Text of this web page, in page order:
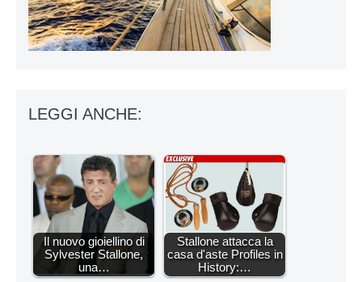
LEGGI ANCHE:
Il nuovo gioiellino di
Sylvester Stallone,
una…
Stallone attacca la
casa d'aste Profiles in
History:…